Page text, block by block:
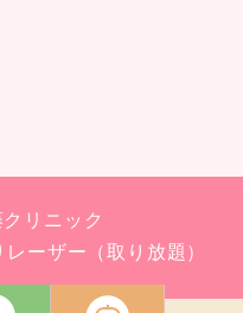
リニック
ーザー（取り放題）